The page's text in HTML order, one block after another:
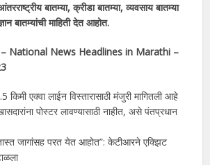
बातम्या, क्रीडा बातम्या, व्यवसाय बातम्या
बातम्यांची माहिती देत ​​आहोत.
– National News Headlines in Marathi –
किमी एक्वा लाईन विस्तारासाठी मंजुरी मागितली आहे
पोस्टर लावण्यासाठी नाहीत, असे पंतप्रधान
जागांसह परत येत आहोत”: केटीआरने एक्झिट